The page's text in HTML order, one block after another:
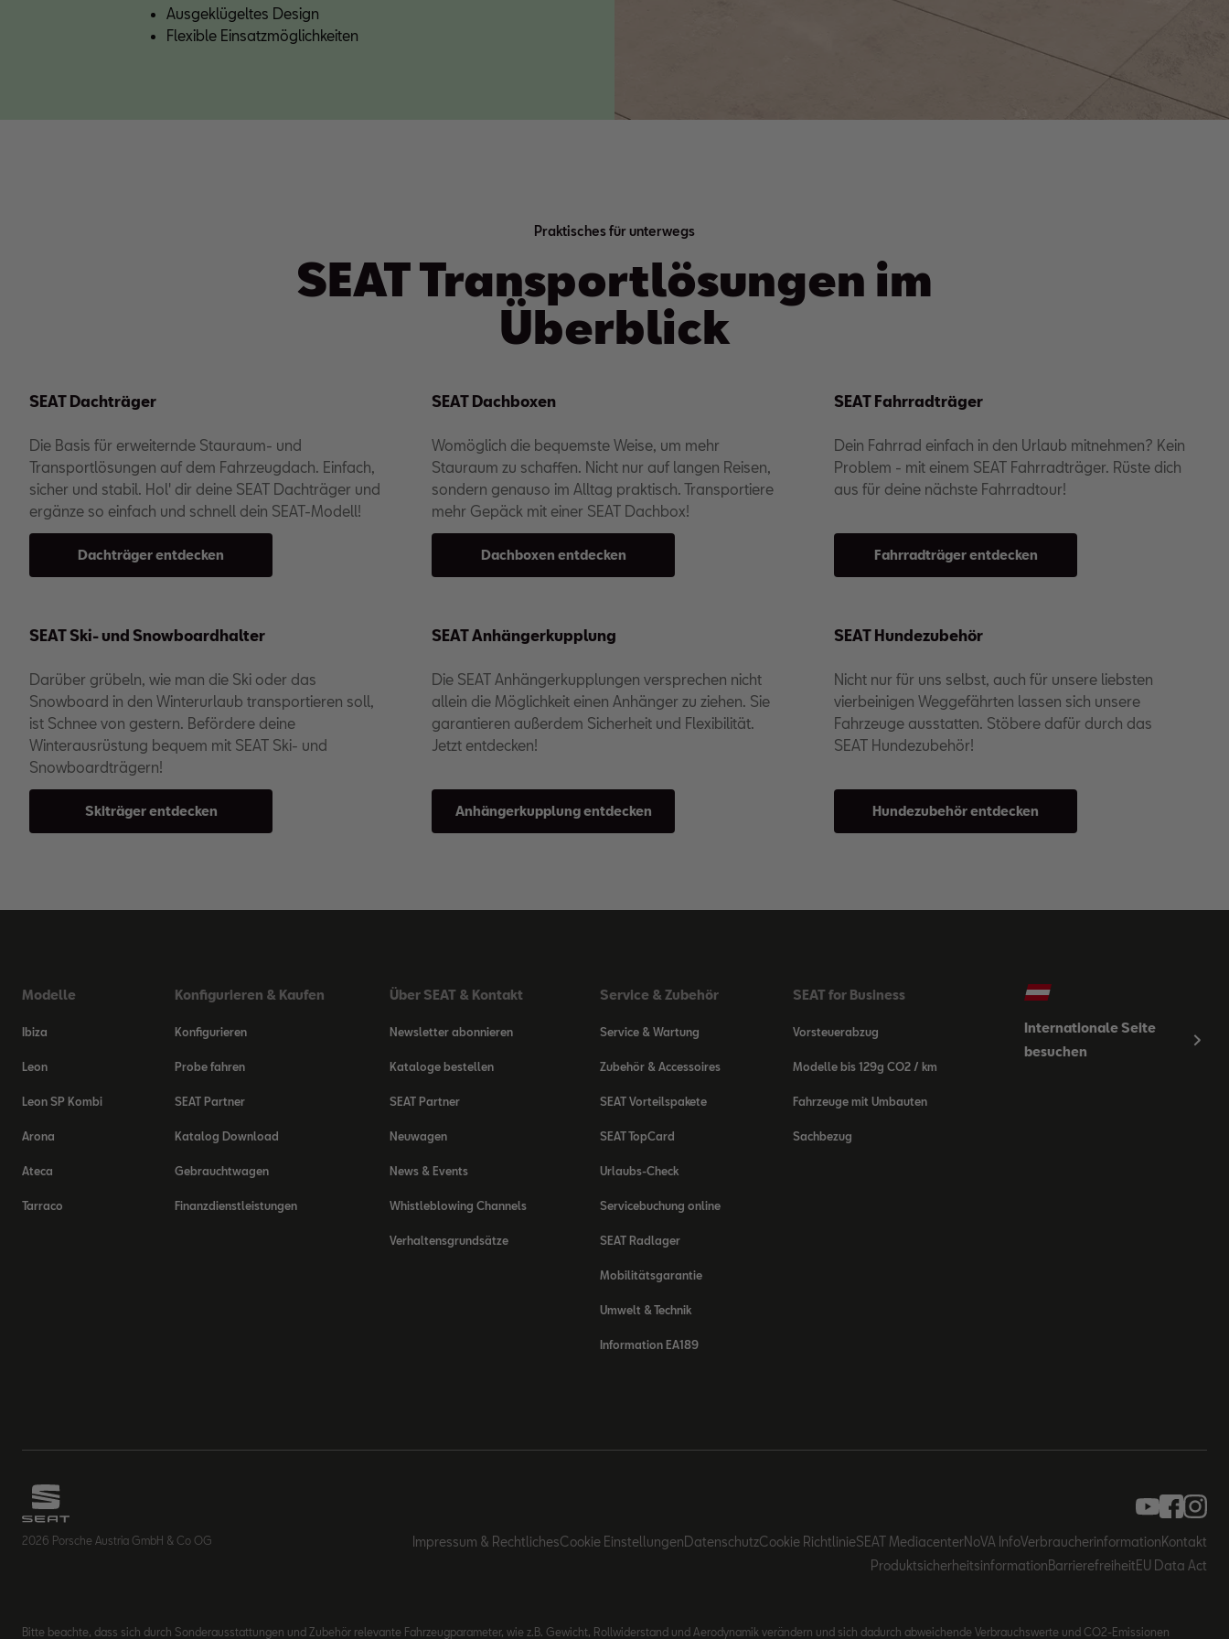
Ausgeklügeltes Design
Flexible Einsatzmöglichkeiten
Praktisches für unterwegs
SEAT Transportlösungen im
Überblick
SEAT Dachträger
Die Basis für erweiternde Stauraum- und
Transportlösungen auf dem Fahrzeugdach. Einfach,
sicher und stabil. Hol' dir deine SEAT Dachträger und
ergänze so einfach und schnell dein SEAT-Modell!
Dachträger entdecken
SEAT Dachboxen
Womöglich die bequemste Weise, um mehr
Stauraum zu schaffen. Nicht nur auf langen Reisen,
sondern genauso im Alltag praktisch. Transportiere
mehr Gepäck mit einer SEAT Dachbox!
Dachboxen entdecken
SEAT Fahrradträger
Dein Fahrrad einfach in den Urlaub mitnehmen? Kein
Problem - mit einem SEAT Fahrradträger. Rüste dich
aus für deine nächste Fahrradtour!
Fahrradträger entdecken
SEAT Ski- und Snowboardhalter
Darüber grübeln, wie man die Ski oder das
Snowboard in den Winterurlaub transportieren soll,
ist Schnee von gestern. Befördere deine
Winterausrüstung bequem mit SEAT Ski- und
Snowboardträgern!
Skiträger entdecken
SEAT Anhänger­kupplung
Die SEAT Anhängerkupplungen versprechen nicht
allein die Möglichkeit einen Anhänger zu ziehen. Sie
garantieren außerdem Sicherheit und Flexibilität.
Jetzt entdecken!
Anhängerkupplung entdecken
SEAT Hundezubehör
Nicht nur für uns selbst, auch für unsere liebsten
vierbeinigen Weggefährten lassen sich unsere
Fahrzeuge ausstatten. Stöbere dafür durch das
SEAT Hundezubehör!
Hundezubehör entdecken
Modelle
Ibiza
Leon
Leon SP Kombi
Arona
Ateca
Tarraco
Konfigurieren & Kaufen
Konfigurieren
Probe fahren
SEAT Partner
Katalog Download
Gebrauchtwagen
Finanzdienstleistungen
Über SEAT & Kontakt
Newsletter abonnieren
Kataloge bestellen
SEAT Partner
Neuwagen
News & Events
Whistleblowing Channels
Verhaltensgrundsätze
Service & Zubehör
Service & Wartung
Zubehör & Accessoires
SEAT Vorteilspakete
SEAT TopCard
Urlaubs-Check
Servicebuchung online
SEAT Radlager
Mobilitätsgarantie
Umwelt & Technik
Information EA189
SEAT for Business
Vorsteuerabzug
Modelle bis 129g CO2 / km
Fahrzeuge mit Umbauten
Sachbezug
Internationale Seite
besuchen
Impressum & RechtlichesCookie EinstellungenDatenschutzCookie RichtlinieSEAT MediacenterNoVA InfoVerbraucherinformationKontakt
ProduktsicherheitsinformationBarrierefreiheitEU Data Act
2026 Porsche Austria GmbH & Co OG
Bitte beachte, dass sich durch Sonderausstattungen und Zubehör relevante Fahrzeugparameter, wie z.B. Gewicht, Rollwiderstand und Aerodynamik verändern und sich dadurch abweichende Verbrauchswerte und CO2-Emissionen